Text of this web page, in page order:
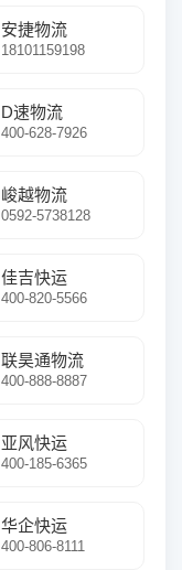
安捷物流
18101159198
D速物流
400-628-7926
峻越物流
0592-5738128
佳吉快运
400-820-5566
联昊通物流
400-888-8887
亚风快运
400-185-6365
华企快运
400-806-8111